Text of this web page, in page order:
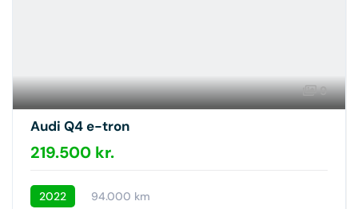
9
Audi Q4 e-tron
219.500 kr.
2022 94.000 km